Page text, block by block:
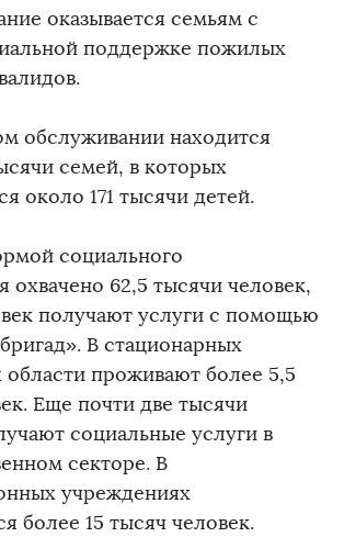
оказывается семьям с
поддержке пожилых
обслуживании находится
семей, в которых
около 171 тысячи детей.
социального
охвачено 62,5 тысячи человек,
получают услуги с помощью
В стационарных
области проживают более 5,5
Еще почти две тысячи
социальные услуги в
секторе. В
учреждениях
более 15 тысяч человек.